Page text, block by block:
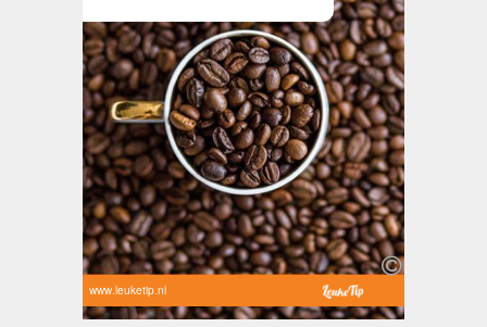
www.leuketip.nl